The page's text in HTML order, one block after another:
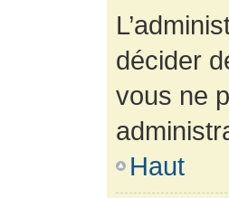
décider
vous ne
Haut